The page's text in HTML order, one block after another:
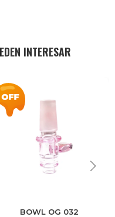
INTERESAR
BOWL OG 032